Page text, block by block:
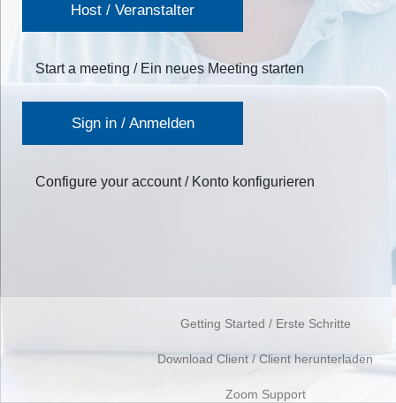
Host / Veranstalter
Start a meeting / Ein neues Meeting starten
Sign in / Anmelden
Configure your account / Konto konfigurieren
Getting Started / Erste Schritte
Download Client / Client herunterladen
Zoom Support